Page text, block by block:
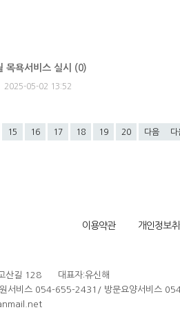
목욕서비스 실시 (0)
2025-05-02 13:52
15 16 17 18 19 20 다음 다
이용약관 개인정보
산길 128 대표자:유신해
서비스 054-655-2431/ 방문요양서비스